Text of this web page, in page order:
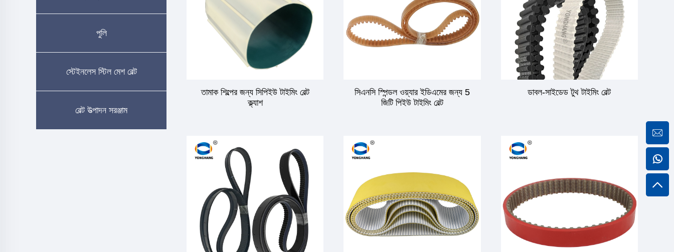
পুলি
স্টেইনলেস স্টিল মেশ বেল্ট
বেল্ট উত্পাদন সরঞ্জাম
তামাক শিল্পের জন্য সিপিইউ টাইমিং বেল্ট
ক্ল্যাশ
সিএনসি স্পিন্ডল ওয়্যার ইডিএমের জন্য 5
জিটি পিইউ টাইমিং বেল্ট
ডাবল-সাইডেড টুথ টাইমিং বেল্ট